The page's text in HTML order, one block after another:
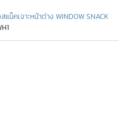
แน็คเจาะหน้าต่าง WINDOW SNACK